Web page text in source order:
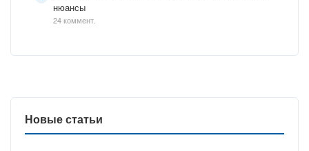
нюансы
24 коммент.
Новые статьи